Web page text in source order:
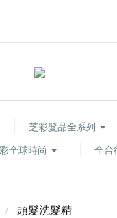
芝彩髮品全系列
全球時尚 全台
頭髮洗髮精